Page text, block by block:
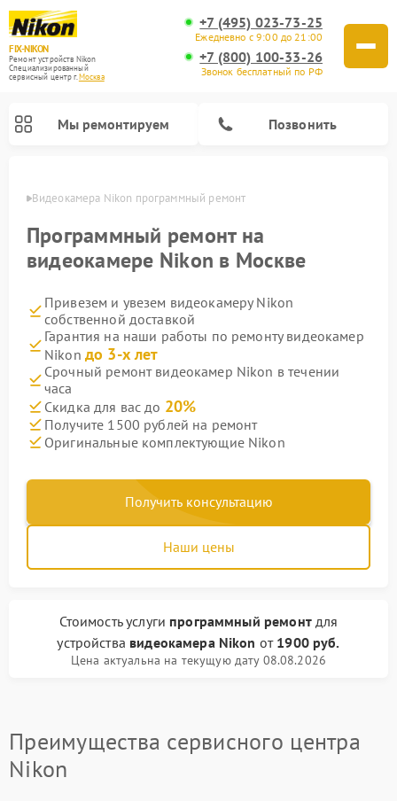
FIX-NIKON
Ремонт устройств Nikon
Специализированный
cервисный центр г.Москва
+7 (495) 023-73-25
Ежедневно с 9:00 до 21:00
+7 (800) 100-33-26
Звонок бесплатный по РФ
Мы ремонтируем Позвонить
Видеокамера Nikon программный ремонт
Программный ремонт на
видеокамере Nikon в Москве
Привезем и увезем видеокамеру Nikon
собственной доставкой
Гарантия на наши работы по ремонту видеокамер
Nikon до 3-х лет
Срочный ремонт видеокамер Nikon в течении
часа
Скидка для вас до 20%
Получите 1500 рублей на ремонт
Оригинальные комплектующие Nikon
Получить консультацию
Наши цены
Стоимость услуги программный ремонтдля
устройства видеокамера Nikon от 1900 руб.
Цена актуальна на текущую дату 08.08.2026
Преимущества сервисного центра
Nikon